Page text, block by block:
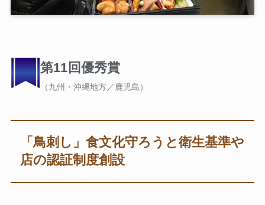
第11回優秀賞
（九州・沖縄地方／鹿児島）
「鳥刺し」食文化守ろうと衛生基準や
店の認証制度創設